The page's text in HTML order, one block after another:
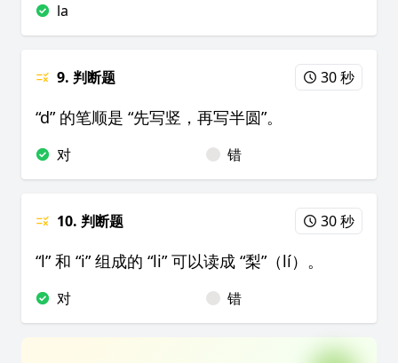
la
9. 判断题 30 秒
“d” 的笔顺是 “先写竖，再写半圆”。
对 错
10. 判断题 30 秒
“l” 和 “i” 组成的 “li” 可以读成 “梨”（lí）。
对 错